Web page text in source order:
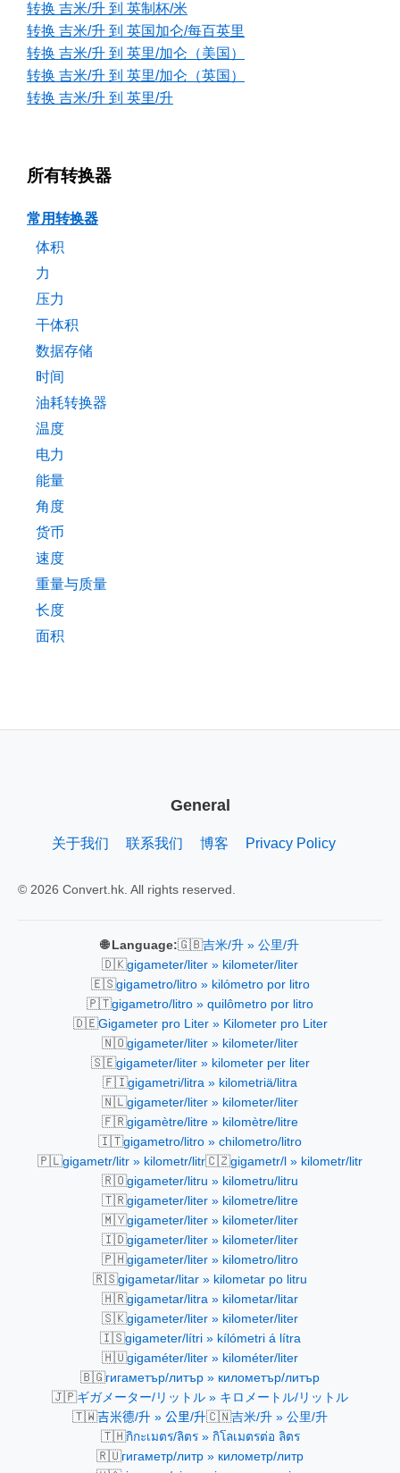
转换 吉米/升 到 英制杯/米
转换 吉米/升 到 英国加仑/每百英里
转换 吉米/升 到 英里/加仑（美国）
转换 吉米/升 到 英里/加仑（英国）
转换 吉米/升 到 英里/升
所有转换器
常用转换器
体积
力
压力
干体积
数据存储
时间
油耗转换器
温度
电力
能量
角度
货币
速度
重量与质量
长度
面积
General
关于我们 联系我们 博客 Privacy Policy
© 2026 Convert.hk. All rights reserved.
🌐 Language:🇬🇧吉米/升 » 公里/升
🇩🇰gigameter/liter » kilometer/liter
🇪🇸gigametro/litro » kilómetro por litro
🇵🇹gigametro/litro » quilômetro por litro
🇩🇪Gigameter pro Liter » Kilometer pro Liter
🇳🇴gigameter/liter » kilometer/liter
🇸🇪gigameter/liter » kilometer per liter
🇫🇮gigametri/litra » kilometriä/litra
🇳🇱gigameter/liter » kilometer/liter
🇫🇷gigamètre/litre » kilomètre/litre
🇮🇹gigametro/litro » chilometro/litro
🇵🇱gigametr/litr » kilometr/litr🇨🇿gigametr/l » kilometr/litr
🇷🇴gigameter/litru » kilometru/litru
🇹🇷gigameter/liter » kilometre/litre
🇲🇾gigameter/liter » kilometer/liter
🇮🇩gigameter/liter » kilometer/liter
🇵🇭gigameter/liter » kilometro/litro
🇷🇸gigametar/litar » kilometar po litru
🇭🇷gigametar/litra » kilometar/litar
🇸🇰gigameter/liter » kilometer/liter
🇮🇸gigameter/lítri » kílómetri á lítra
🇭🇺gigaméter/liter » kilométer/liter
🇧🇬гигаметър/литър » километър/литър
🇯🇵ギガメーター/リットル » キロメートル/リットル
🇹🇼吉米德/升 » 公里/升🇨🇳吉米/升 » 公里/升
🇹🇭กิกะเมตร/ลิตร » กิโลเมตรต่อ ลิตร
🇷🇺гигаметр/литр » километр/литр